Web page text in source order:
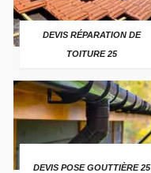
DEVIS RÉPARATION DE
TOITURE 25
DEVIS POSE GOUTTIÈRE 25